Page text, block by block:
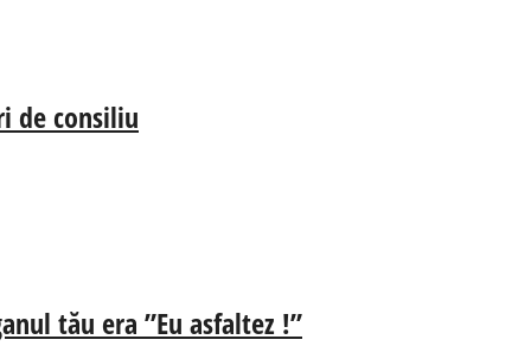
de consiliu
tău era ”Eu asfaltez !”